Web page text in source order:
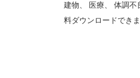
建物、 医療、 体調
料ダウンロードできま